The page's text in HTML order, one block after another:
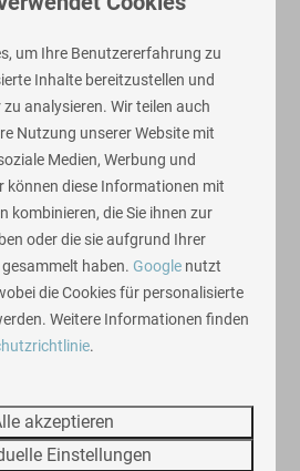
zur privaten Nutzung oder
möchten. Wenn Sie sich
Ferienunterkunft in den
zu erwerben, nehmen wir
ab. So können Sie von einer
profitieren, ohne sich
Belegung und
machen.
um Ihre Benutzererfahrung zu
Inhalte bereitzustellen und
analysieren. Wir teilen auch
Nutzung unserer Website mit
Medien, Werbung und
können diese Informationen mit
kombinieren, die Sie ihnen zur
oder die sie aufgrund Ihrer
haben. Google nutzt
die Cookies für personalisierte
Weitere Informationen finden
.
akzeptieren
Einstellungen